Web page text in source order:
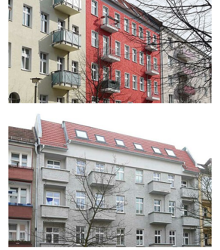
Dachgeschoss-Neubau
Energieberatung: ENEO-Gutachten
Öffentlich-rechtlicher Wärmeschutz
Energiebedarfsausweis